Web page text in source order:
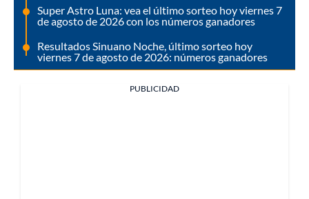
Super Astro Luna: vea el último sorteo hoy viernes 7
de agosto de 2026 con los números ganadores
Resultados Sinuano Noche, último sorteo hoy
viernes 7 de agosto de 2026: números ganadores
PUBLICIDAD